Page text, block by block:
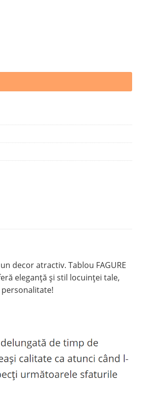
decor atractiv. Tablou FAGURE
eleganță și stil locuinței tale,